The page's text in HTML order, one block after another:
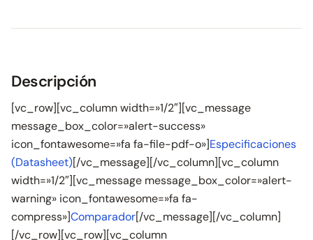
Descripción
[vc_row][vc_column width=»1/2″][vc_message
message_box_color=»alert-success»
icon_fontawesome=»fa fa-file-pdf-o»]Especificaciones
(Datasheet)[/vc_message][/vc_column][vc_column
width=»1/2″][vc_message message_box_color=»alert-
warning» icon_fontawesome=»fa fa-
compress»]Comparador[/vc_message][/vc_column]
[/vc_row][vc_row][vc_column